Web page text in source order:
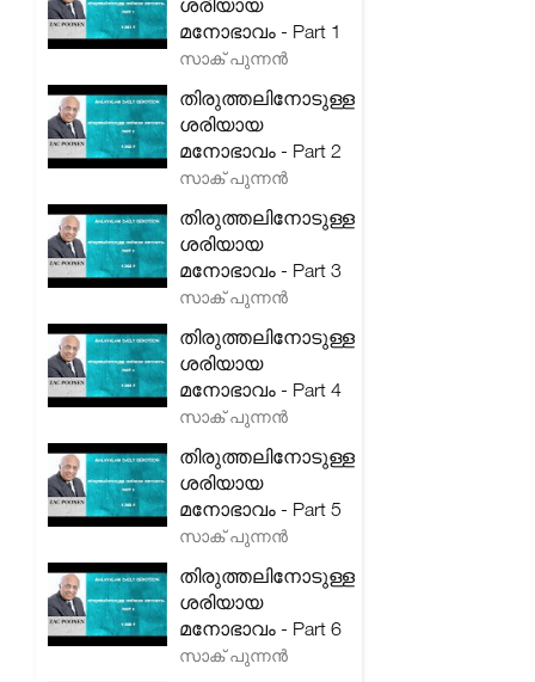
ശരിയായ
മനോഭാവം - Part 1
സാക് പുന്നൻ
തിരുത്തലിനോടുള്ള
ശരിയായ
മനോഭാവം - Part 2
സാക് പുന്നൻ
തിരുത്തലിനോടുള്ള
ശരിയായ
മനോഭാവം - Part 3
സാക് പുന്നൻ
തിരുത്തലിനോടുള്ള
ശരിയായ
മനോഭാവം - Part 4
സാക് പുന്നൻ
തിരുത്തലിനോടുള്ള
ശരിയായ
മനോഭാവം - Part 5
സാക് പുന്നൻ
തിരുത്തലിനോടുള്ള
ശരിയായ
മനോഭാവം - Part 6
സാക് പുന്നൻ